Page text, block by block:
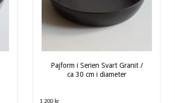
Pajform i Serien Svart Granit /
ca 30 cm i diameter
1 200 kr